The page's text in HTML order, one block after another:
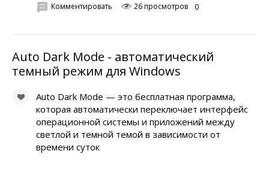
Комментировать 26 просмотров 0
Auto Dark Mode - автоматический
темный режим для Windows
Auto Dark Mode — это бесплатная программа,
которая автоматически переключает интерфейс
операционной системы и приложений между
светлой и темной темой в зависимости от
времени суток